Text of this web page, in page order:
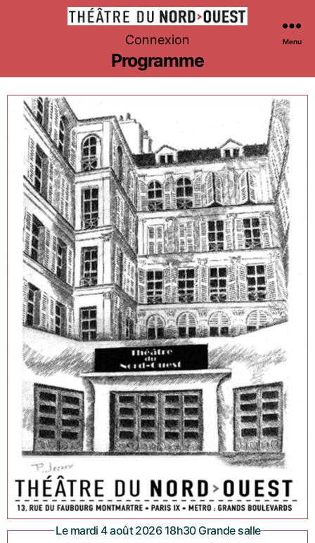
Théâtre
du
Nord-
Ouest
Connexion Menu
Programme
Le mardi 4 août 2026 18h30 Grande salle